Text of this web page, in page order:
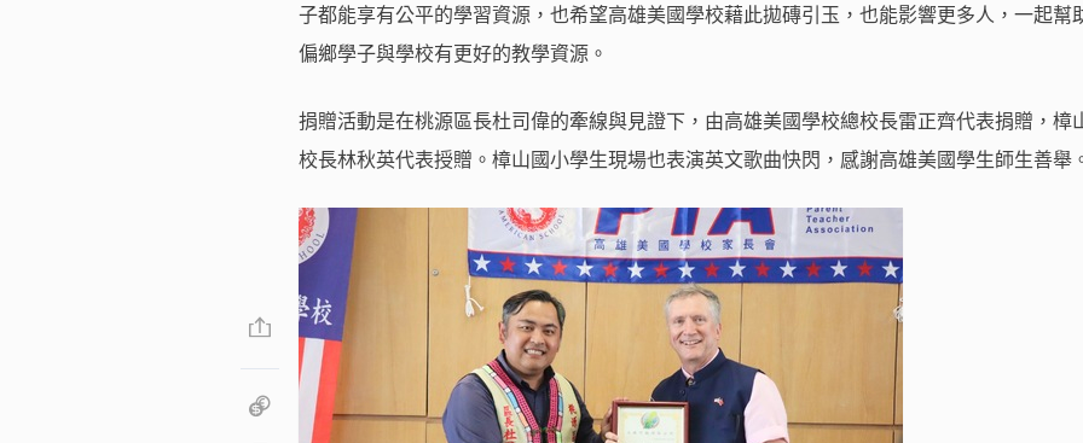
子都能享有公平的學習資源，也希望高雄美國學校藉此拋磚引玉，也能影響更多人，一起幫
偏鄉學子與學校有更好的教學資源。
捐贈活動是在桃源區長杜司偉的牽線與見證下，由高雄美國學校總校長雷正齊代表捐贈，樟
校長林秋英代表授贈。樟山國小學生現場也表演英文歌曲快閃，感謝高雄美國學生師生善舉